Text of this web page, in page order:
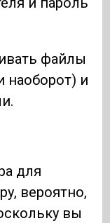
файлы
наоборот) и
для
вероятно,
вы